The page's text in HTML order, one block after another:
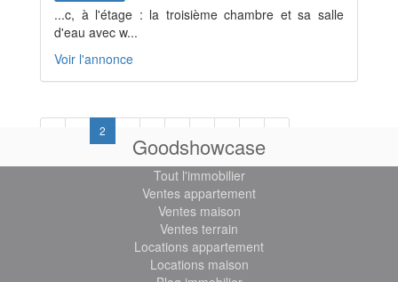
...c, à l'étage : la troisième chambre et sa salle
d'eau avec w...
Voir l'annonce
Previous 2 Next
Goodshowcase
Tout l'immobilier
Ventes appartement
Ventes maison
Ventes terrain
Locations appartement
Locations maison